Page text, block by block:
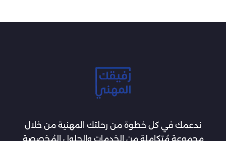
ندعمك في كل خطوة من رحلتك المهنية من خلال
مجموعة مُتكاملة من الخدمات والحلول المُخصصة